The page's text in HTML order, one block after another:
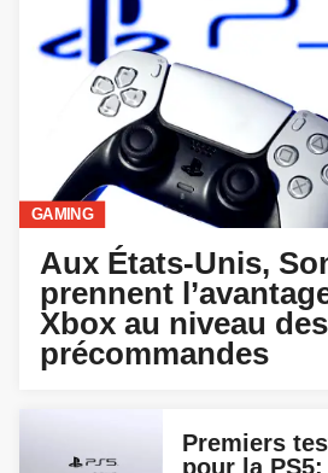
GAMING
Aux États-Unis,
prennent
Xbox au niveau des
précommandes
Premiers
pour la